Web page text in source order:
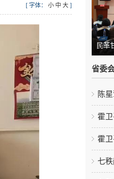
[ 字体： 小 中 大]
民革
省委
陈
霍
霍
七